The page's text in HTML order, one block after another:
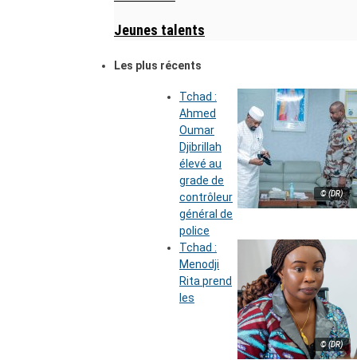
Jeunes talents
Les plus récents
© (DR)
Tchad :
Ahmed
Oumar
Djibrillah
élevé au
grade de
contrôleur
général de
police
© (DR)
Tchad :
Menodji
Rita prend
les